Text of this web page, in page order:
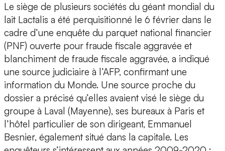
Le siège de plusieurs sociétés du géant mondial du
lait Lactalis a été perquisitionné le 6 février dans le
cadre d’une enquête du parquet national financier
(PNF) ouverte pour fraude fiscale aggravée et
blanchiment de fraude fiscale aggravée, a indiqué
une source judiciaire à l’AFP, confirmant une
information du Monde. Une source proche du
dossier a précisé qu’elles avaient visé le siège du
groupe à Laval (Mayenne), ses bureaux à Paris et
l’hôtel particulier de son dirigeant, Emmanuel
Besnier, également situé dans la capitale. Les